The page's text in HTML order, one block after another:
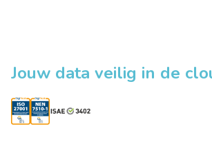
Jouw data veilig in de